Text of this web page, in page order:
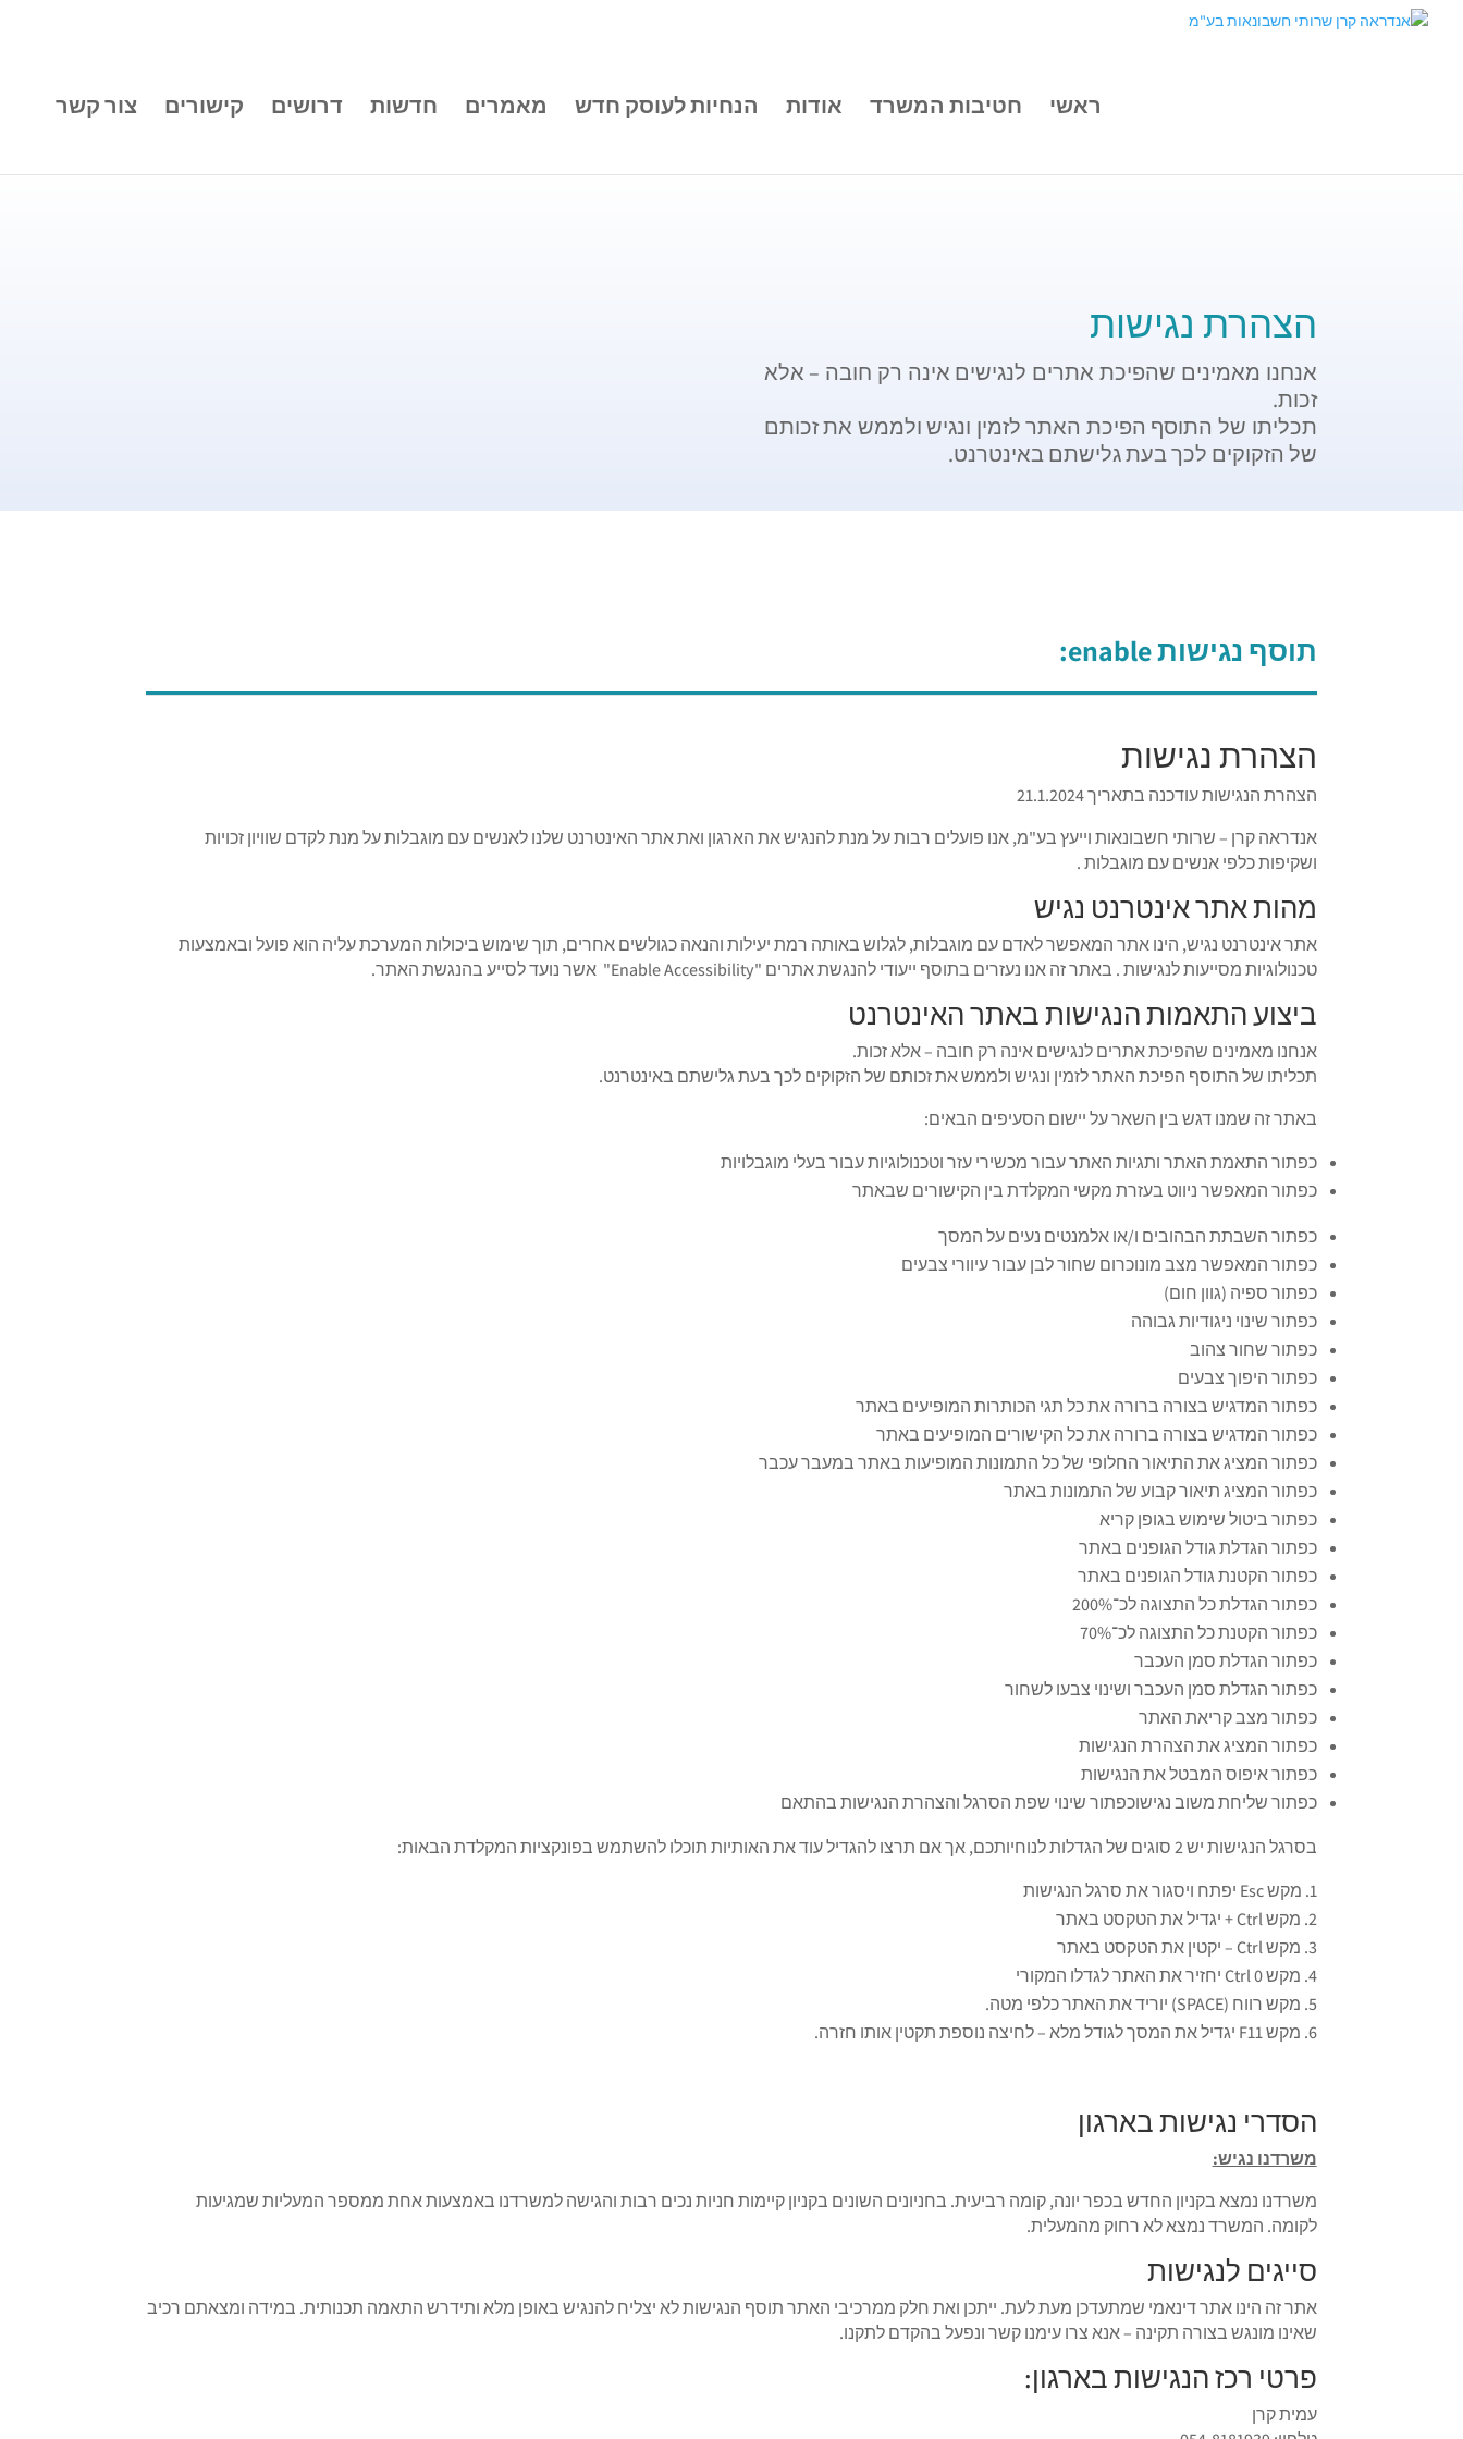
ראשי חטיבות המשרד אודות הנחיות לעוסק חדש מאמרים חדשות דרושים קישורים צור קשר
הצהרת נגישות
אנחנו מאמינים שהפיכת אתרים לנגישים אינה רק חובה – אלא
זכות.
תכליתו של התוסף הפיכת האתר לזמין ונגיש ולממש את זכותם
של הזקוקים לכך בעת גלישתם באינטרנט.
תוסף נגישות enable:
הצהרת נגישות
הצהרת הנגישות עודכנה בתאריך 21.1.2024
אנדראה קרן – שרותי חשבונאות וייעץ בע"מ, אנו פועלים רבות על מנת להנגיש את הארגון ואת אתר האינטרנט שלנו לאנשים עם מוגבלות על מנת לקדם שוויון זכויות
ושקיפות כלפי אנשים עם מוגבלות .
מהות אתר אינטרנט נגיש
אתר אינטרנט נגיש, הינו אתר המאפשר לאדם עם מוגבלות, לגלוש באותה רמת יעילות והנאה כגולשים אחרים, תוך שימוש ביכולות המערכת עליה הוא פועל ובאמצעות
טכנולוגיות מסייעות לנגישות . באתר זה אנו נעזרים בתוסף ייעודי להנגשת אתרים "Enable Accessibility" אשר נועד לסייע בהנגשת האתר.
ביצוע התאמות הנגישות באתר האינטרנט
אנחנו מאמינים שהפיכת אתרים לנגישים אינה רק חובה – אלא זכות.
תכליתו של התוסף הפיכת האתר לזמין ונגיש ולממש את זכותם של הזקוקים לכך בעת גלישתם באינטרנט.
באתר זה שמנו דגש בין השאר על יישום הסעיפים הבאים:
כפתור התאמת האתר ותגיות האתר עבור מכשירי עזר וטכנולוגיות עבור בעלי מוגבלויות
כפתור המאפשר ניווט בעזרת מקשי המקלדת בין הקישורים שבאתר
כפתור השבתת הבהובים ו/או אלמנטים נעים על המסך
כפתור המאפשר מצב מונוכרום שחור לבן עבור עיוורי צבעים
כפתור ספיה (גוון חום)
כפתור שינוי ניגודיות גבוהה
כפתור שחור צהוב
כפתור היפוך צבעים
כפתור המדגיש בצורה ברורה את כל תגי הכותרות המופיעים באתר
כפתור המדגיש בצורה ברורה את כל הקישורים המופיעים באתר
כפתור המציג את התיאור החלופי של כל התמונות המופיעות באתר במעבר עכבר
כפתור המציג תיאור קבוע של התמונות באתר
כפתור ביטול שימוש בגופן קריא
כפתור הגדלת גודל הגופנים באתר
כפתור הקטנת גודל הגופנים באתר
כפתור הגדלת כל התצוגה לכ־200%
כפתור הקטנת כל התצוגה לכ־70%
כפתור הגדלת סמן העכבר
כפתור הגדלת סמן העכבר ושינוי צבעו לשחור
כפתור מצב קריאת האתר
כפתור המציג את הצהרת הנגישות
כפתור איפוס המבטל את הנגישות
כפתור שליחת משוב נגישוכפתור שינוי שפת הסרגל והצהרת הנגישות בהתאם
בסרגל הנגישות יש 2 סוגים של הגדלות לנוחיותכם, אך אם תרצו להגדיל עוד את האותיות תוכלו להשתמש בפונקציות המקלדת הבאות:
מקש Esc יפתח ויסגור את סרגל הנגישות
מקש Ctrl + יגדיל את הטקסט באתר
מקש Ctrl – יקטין את הטקסט באתר
מקש Ctrl 0 יחזיר את האתר לגדלו המקורי
מקש רווח (SPACE) יוריד את האתר כלפי מטה.
מקש F11 יגדיל את המסך לגודל מלא – לחיצה נוספת תקטין אותו חזרה.
הסדרי נגישות בארגון
משרדנו נגיש:
משרדנו נמצא בקניון החדש בכפר יונה, קומה רביעית. בחניונים השונים בקניון קיימות חניות נכים רבות והגישה למשרדנו באמצעות אחת ממספר המעליות שמגיעות
לקומה. המשרד נמצא לא רחוק מהמעלית.
סייגים לנגישות
אתר זה הינו אתר דינאמי שמתעדכן מעת לעת. ייתכן ואת חלק ממרכיבי האתר תוסף הנגישות לא יצליח להנגיש באופן מלא ותידרש התאמה תכנותית. במידה ומצאתם רכיב
שאינו מונגש בצורה תקינה – אנא צרו עימנו קשר ונפעל בהקדם לתקנו.
פרטי רכז הנגישות בארגון:
עמית קרן